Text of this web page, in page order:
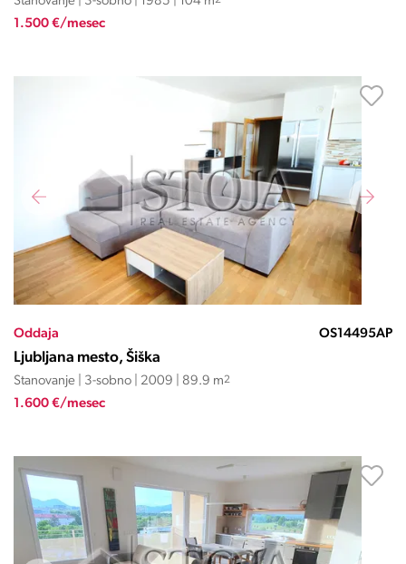
1.500 €/mesec
Oddaja OS14495AP
Ljubljana mesto, Šiška
Stanovanje | 3-sobno | 2009 | 89.9 m2
1.600 €/mesec